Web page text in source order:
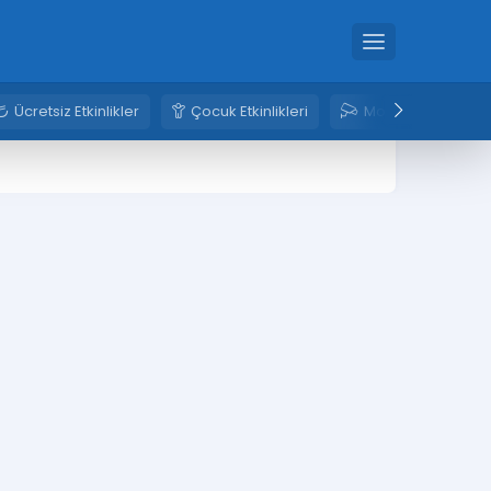
Ücretsiz Etkinlikler Çocuk Etkinlikleri Mobese